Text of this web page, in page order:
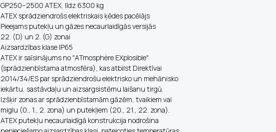
GP250–2500 ATEX, līdz 6300 kg
ATEX sprādziendrošs elektriskais ķēdes pacēlājs
Pieejams putekļu un gāzes necaurlaidīgās versijās
22. (D) un 2. (G) zonai
Aizsardzības klase IP65
ATEX ir saīsinājums no "ATmosphère EXplosible"
(sprādzienbīstama atmosfēra), kas atbilst Direktīvai
2014/34/ES par sprādziendrošu elektrisko un mehānisko
iekārtu, sastāvdaļu un aizsargsistēmu laišanu tirgū.
Izšķir zonas ar sprādzienbīstamām gāzēm, tvaikiem vai
miglu (0., 1., 2. zona) un putekļiem (20., 21., 22. zona).
ATEX putekļu necaurlaidīgā konstrukcija nodrošina